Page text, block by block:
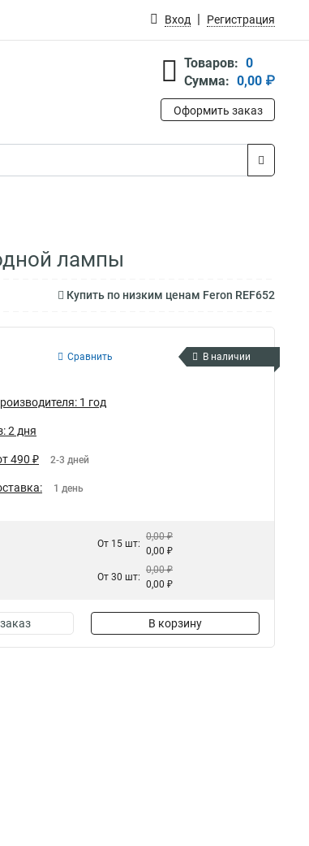
Вход Регистрация
Товаров: 0
Сумма: 0,00 ₽
Оформить заказ
лампы
Купить по низким ценам Feron REF652
Сравнить В наличии
1 год
2 дня
490 ₽ 2-3 дней
1 день
От 15 шт:
0,00 ₽
0,00 ₽
От 30 шт:
0,00 ₽
0,00 ₽
В корзину